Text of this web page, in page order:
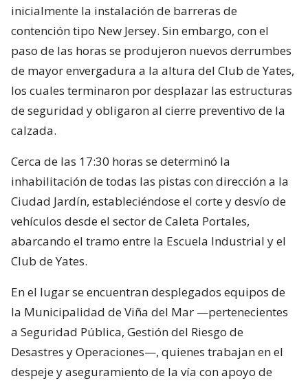
inicialmente la instalación de barreras de
contención tipo New Jersey. Sin embargo, con el
paso de las horas se produjeron nuevos derrumbes
de mayor envergadura a la altura del Club de Yates,
los cuales terminaron por desplazar las estructuras
de seguridad y obligaron al cierre preventivo de la
calzada.
Cerca de las 17:30 horas se determinó la
inhabilitación de todas las pistas con dirección a la
Ciudad Jardín, estableciéndose el corte y desvío de
vehículos desde el sector de Caleta Portales,
abarcando el tramo entre la Escuela Industrial y el
Club de Yates.
En el lugar se encuentran desplegados equipos de
la Municipalidad de Viña del Mar —pertenecientes
a Seguridad Pública, Gestión del Riesgo de
Desastres y Operaciones—, quienes trabajan en el
despeje y aseguramiento de la vía con apoyo de